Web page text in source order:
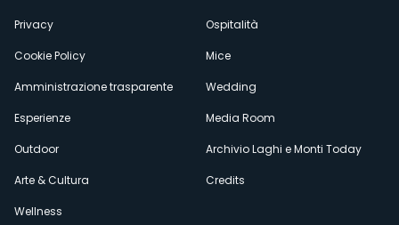
Privacy
Cookie Policy
Amministrazione trasparente
Esperienze
Outdoor
Arte & Cultura
Wellness
Ospitalità
Mice
Wedding
Media Room
Archivio Laghi e Monti Today
Credits